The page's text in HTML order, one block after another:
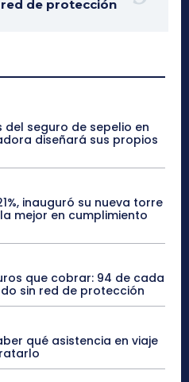
de protección
del seguro de sepelio en
diseñará sus propios
inauguró su nueva torre
mejor en cumplimiento
que cobrar: 94 de cada
sin red de protección
qué asistencia en viaje